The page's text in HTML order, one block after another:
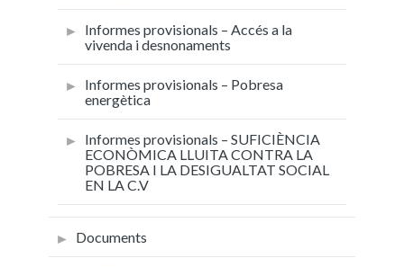
Informes provisionals – Accés a la
vivenda i desnonaments
Informes provisionals – Pobresa
energètica
Informes provisionals – SUFICIÈNCIA
ECONÒMICA LLUITA CONTRA LA
POBRESA I LA DESIGUALTAT SOCIAL
EN LA C.V
Documents